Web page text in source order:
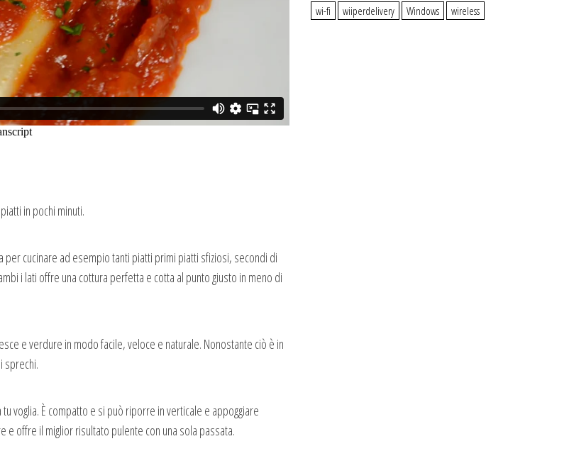
in pochi minuti.
per cucinare ad esempio tanti piatti primi piatti sfiziosi, secondi di
i lati offre una cottura perfetta e cotta al punto giusto in meno di
e verdure in modo facile, veloce e naturale. Nonostante ciò è in
sprechi.
voglia. È compatto e si può riporre in verticale e appoggiare
e offre il miglior risultato pulente con una sola passata.
wi-fi
wiiperdelivery Windows wireless